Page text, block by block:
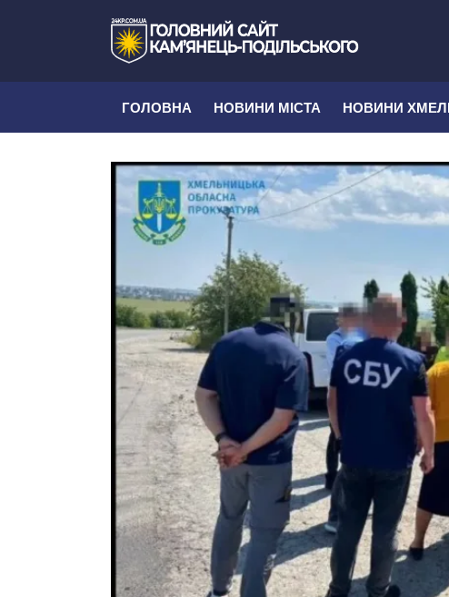
ГОЛОВНА НОВИНИ МІСТА НОВИНИ